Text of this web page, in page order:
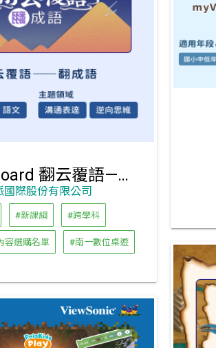
myViewBoard 翻云覆語—翻成語
國際股份有限公司
#新課綱 #跨學科
容選購名單 #南一數位桌遊